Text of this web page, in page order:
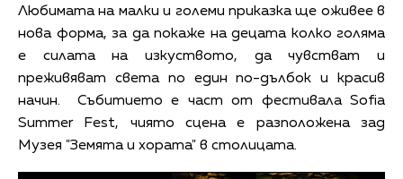
Любимата на малки и големи приказка ще оживее в
нова форма, за да покаже на децата колко голяма
е силата на изкуството, да чувстват и
преживяват света по един по-дълбок и красив
начин. Събитието е част от фестивала Sofia
Summer Fest, чиято сцена е разположена зад
Музея "Земята и хората" в столицата.